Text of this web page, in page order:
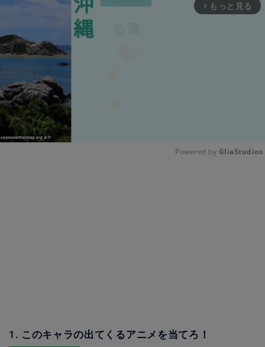
arrow_forward_ios もっと見る
Powered by GliaStudios
1. このキャラの出てくるアニメを当てろ！